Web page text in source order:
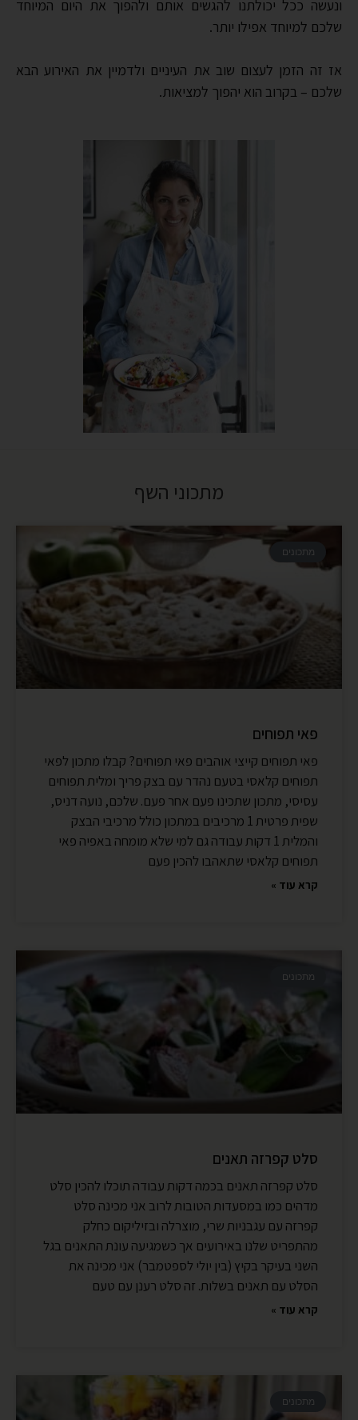
ונעשה ככל יכולתנו להגשים אותם ולהפוך את היום המיוחד
שלכם למיוחד אפילו יותר.
אז זה הזמן לעצום שוב את העיניים ולדמיין את האירוע הבא
שלכם – בקרוב הוא יהפוך למציאות.
מתכוני השף
מתכונים
פאי תפוחים
פאי תפוחים קייצי אוהבים פאי תפוחים? קבלו מתכון לפאי
תפוחים קלאסי בטעם נהדר עם בצק פריך ומלית תפוחים
עסיסי, מתכון שתכינו פעם אחר פעם. שלכם, נועה דניס,
שפית פרטית 1 מרכיבים במתכון כולל מרכיבי הבצק
והמלית 1 דקות עבודה גם למי שלא מומחה באפיה פאי
תפוחים קלאסי שתאהבו להכין פעם
קרא עוד »
מתכונים
סלט קפרזה תאנים
סלט קפרזה תאנים בכמה דקות עבודה תוכלו להכין סלט
מדהים כמו במסעדות הטובות לרוב אני מכינה סלט
קפרזה עם עגבניות שרי, מוצרלה ובזיליקום כחלק
מהתפריט שלנו באירועים אך כשמגיעה עונת התאנים בגל
השני בעיקר בקיץ (בין יולי לספטמבר) אני מכינה את
הסלט עם תאנים בשלות. זה סלט רענן עם טעם
קרא עוד »
מתכונים